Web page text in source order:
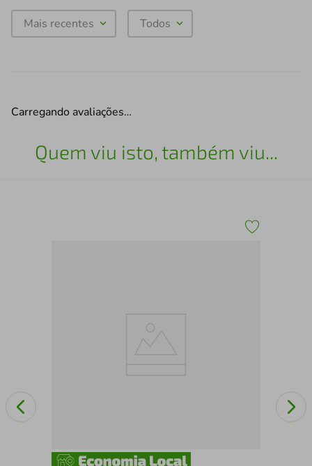
Mais recentes Todos
Carregando avaliações…
Quem viu isto, também viu...